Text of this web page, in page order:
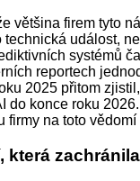
většina firem tyto
událost,
systémů
reportech
2025 přitom
do konce roku
firmy na toto
která